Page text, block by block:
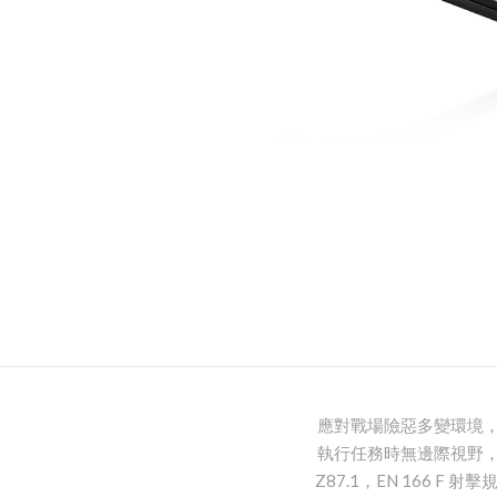
應對戰場險惡多變環境
執行任務時無邊際視野
Z87.1，EN 166 F 射擊